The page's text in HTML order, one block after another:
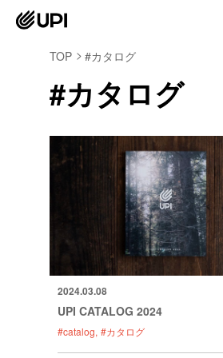
TOP #カタログ
#カタログ
2024.03.08
UPI CATALOG 2024
#catalog #カタログ